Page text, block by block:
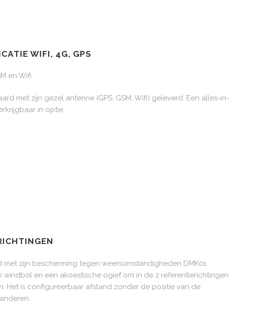
WIFI, 4G, GPS
en Wifi.
met zijn gezel antenne (GPS, GSM, Wifi) geleverd. Een alles-in-
in optie.
met zijn bescherming tegen weersomstandigheden DMK01
windbol en een akoestische ogief om in de 2 referentierichtingen
Het is configureerbaar afstand zonder de positie van de